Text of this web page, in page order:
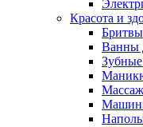
Красота и
Бритвы
Ванны